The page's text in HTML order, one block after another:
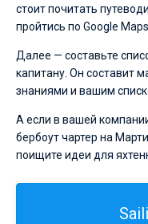
стоит почитать
пройтись по Google
Далее — составьте
капитану. Он составит
знаниями и вашим
А если в вашей
бербоут чартер на
поищите идеи для